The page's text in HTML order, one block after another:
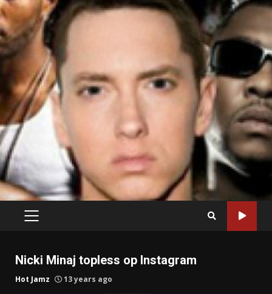
PRIMARY
Nicki Minaj topless op Instagram
Hot Jamz 13 years ago